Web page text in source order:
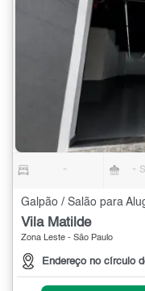
- -
Galpão / Salão para
Vila Matilde
Zona Leste - São Paulo
Endereço no círculo